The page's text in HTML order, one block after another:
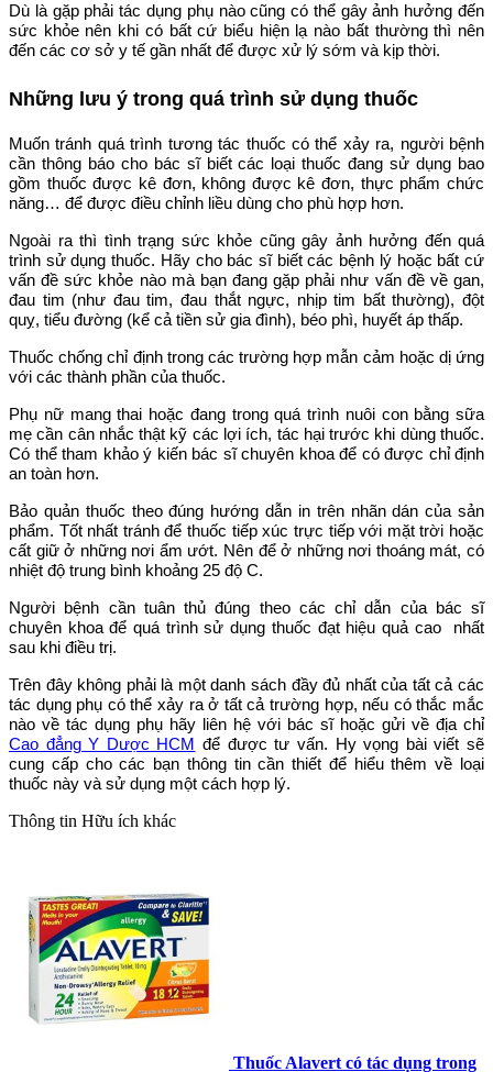
Dù là gặp phải tác dụng phụ nào cũng có thể gây ảnh hưởng đến
sức khỏe nên khi có bất cứ biểu hiện lạ nào bất thường thì nên
đến các cơ sở y tế gần nhất để được xử lý sớm và kịp thời.
Những lưu ý trong quá trình sử dụng thuốc
Muốn tránh quá trình tương tác thuốc có thể xảy ra, người bệnh
cần thông báo cho bác sĩ biết các loại thuốc đang sử dụng bao
gồm thuốc được kê đơn, không được kê đơn, thực phẩm chức
năng… để được điều chỉnh liều dùng cho phù hợp hơn.
Ngoài ra thì tình trạng sức khỏe cũng gây ảnh hưởng đến quá
trình sử dụng thuốc. Hãy cho bác sĩ biết các bệnh lý hoặc bất cứ
vấn đề sức khỏe nào mà bạn đang gặp phải như vấn đề về gan,
đau tim (như đau tim, đau thắt ngực, nhịp tim bất thường), đột
quỵ, tiểu đường (kể cả tiền sử gia đình), béo phì, huyết áp thấp.
Thuốc chống chỉ định trong các trường hợp mẫn cảm hoặc dị ứng
với các thành phần của thuốc.
Phụ nữ mang thai hoặc đang trong quá trình nuôi con bằng sữa
mẹ cần cân nhắc thật kỹ các lợi ích, tác hại trước khi dùng thuốc.
Có thể tham khảo ý kiến bác sĩ chuyên khoa để có được chỉ định
an toàn hơn.
Bảo quản thuốc theo đúng hướng dẫn in trên nhãn dán của sản
phẩm. Tốt nhất tránh để thuốc tiếp xúc trực tiếp với mặt trời hoặc
cất giữ ở những nơi ẩm ướt. Nên để ở những nơi thoáng mát, có
nhiệt độ trung bình khoảng 25 độ C.
Người bệnh cần tuân thủ đúng theo các chỉ dẫn của bác sĩ
chuyên khoa để quá trình sử dụng thuốc đạt hiệu quả cao nhất
sau khi điều trị.
Trên đây không phải là một danh sách đầy đủ nhất của tất cả các
tác dụng phụ có thể xảy ra ở tất cả trường hợp, nếu có thắc mắc
nào về tác dụng phụ hãy liên hệ với bác sĩ hoặc gửi về địa chỉ
Cao đẳng Y Dược HCM để được tư vấn. Hy vọng bài viết sẽ
cung cấp cho các bạn thông tin cần thiết để hiểu thêm về loại
thuốc này và sử dụng một cách hợp lý.
Thông tin Hữu ích khác
Thuốc Alavert có tác dụng trong